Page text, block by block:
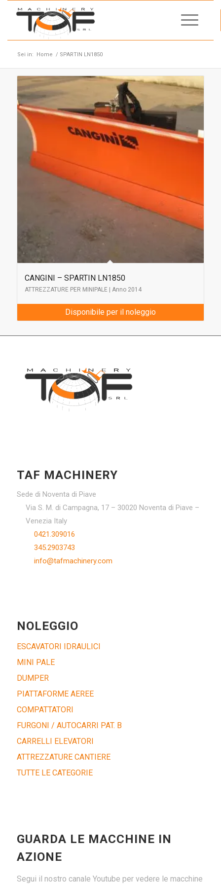
Sei in: Home / SPARTIN LN1850
CANGINI – SPARTIN LN1850
ATTREZZATURE PER MINIPALE | Anno 2014
Disponibile per il noleggio
TAF MACHINERY
Sede di Noventa di Piave
Via S. M. di Campagna, 17 – 30020 Noventa di Piave –
Venezia Italy
0421.309016
345.2903743
info@tafmachinery.com
NOLEGGIO
ESCAVATORI IDRAULICI
MINI PALE
DUMPER
PIATTAFORME AEREE
COMPATTATORI
FURGONI / AUTOCARRI PAT. B
CARRELLI ELEVATORI
ATTREZZATURE CANTIERE
TUTTE LE CATEGORIE
GUARDA LE MACCHINE IN
AZIONE
Segui il nostro canale Youtube per vedere le macchine